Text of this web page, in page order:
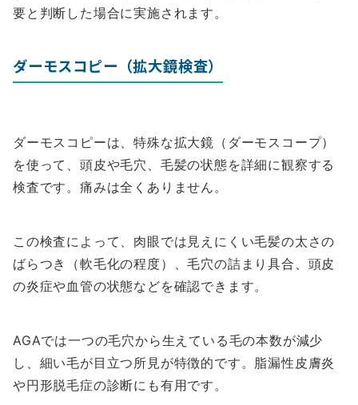
要と判断した場合に実施されます。
ダーモスコピー（拡大鏡検査）
ダーモスコピーは、特殊な拡大鏡（ダーモスコープ）
を使って、頭皮や毛穴、毛髪の状態を詳細に観察する
検査です。痛みは全くありません。
この検査によって、肉眼では見えにくい毛髪の太さの
ばらつき（軟毛化の程度）、毛穴の詰まり具合、頭皮
の炎症や血管の状態などを確認できます。
AGAでは一つの毛穴から生えている毛の本数が減少
し、細い毛が目立つ所見が特徴的です。脂漏性皮膚炎
や円形脱毛症の診断にも有用です。